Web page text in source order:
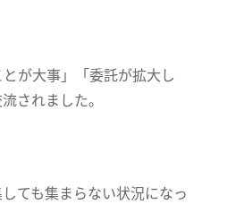
が大事」「委託が拡大し
されました。
ても集まらない状況になっ